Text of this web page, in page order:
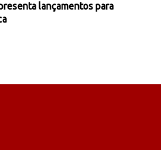
lançamentos para